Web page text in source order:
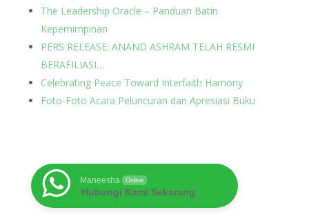
The Leadership Oracle – Panduan Batin
Kepemimpinan
PERS RELEASE: ANAND ASHRAM TELAH RESMI
BERAFILIASI…
Celebrating Peace Toward Interfaith Hamony
Foto-Foto Acara Peluncuran dan Apresiasi Buku
Maneesha Online
Hubungi Kami Sekarang